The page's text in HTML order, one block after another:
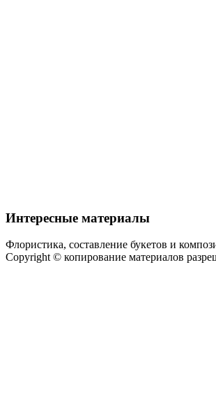
Интересные материалы
Флористика, составление букетов и
Copyright © копирование материалов